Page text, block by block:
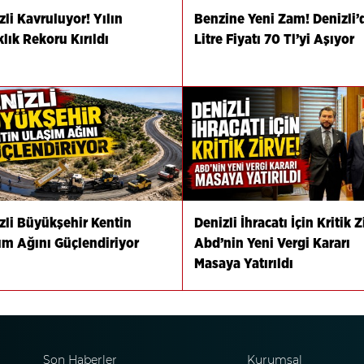
Kavruluyor! Yılın
Rekoru Kırıldı
Benzine Yeni Zam!
Litre Fiyatı 70 Tl’yi Aşıyor
Büyükşehir Kentin
Ağını Güçlendiriyor
Denizli İhracatı İçin Kritik
Abd’nin Yeni Vergi Kararı
Masaya Yatırıldı
Son Haberler Kurumsal